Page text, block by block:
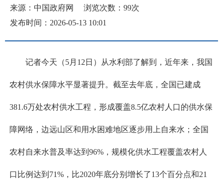
来源：中国政府网 浏览次数： 99次
发布时间：2026-05-13 10:01
记者今天（5月12日）从水利部了解到，近年来，我国
农村供水保障水平显著提升。截至去年底，全国已建成
381.6万处农村供水工程，形成覆盖8.5亿农村人口的供水保
障网络，边远山区和用水困难地区逐步用上自来水；全国
农村自来水普及率达到96%，规模化供水工程覆盖农村人
口比例达到71%，比2020年底分别增长了13个百分点和21